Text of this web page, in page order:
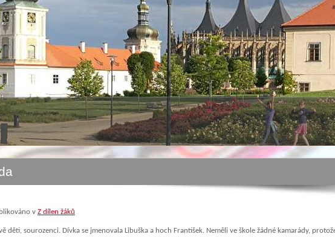
v Z dílen žáků
děti, sourozenci. Dívka se jmenovala Libuška a hoch František. Neměli ve škole žádné kamarády,